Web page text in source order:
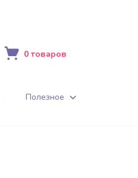
0 товаров
Полезное